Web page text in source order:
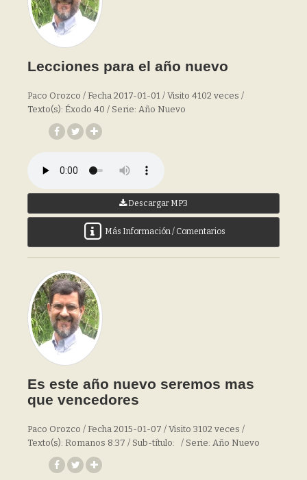
Lecciones para el año nuevo
Paco Orozco / Fecha 2017-01-01 / Visito 4102 veces /
Texto(s): Éxodo 40 / Serie: Año Nuevo
Descargar MP3
Más Información / Comentarios
Es este año nuevo seremos mas
que vencedores
Paco Orozco / Fecha 2015-01-07 / Visito 3102 veces /
Texto(s): Romanos 8:37 / Sub-título: / Serie: Año Nuevo